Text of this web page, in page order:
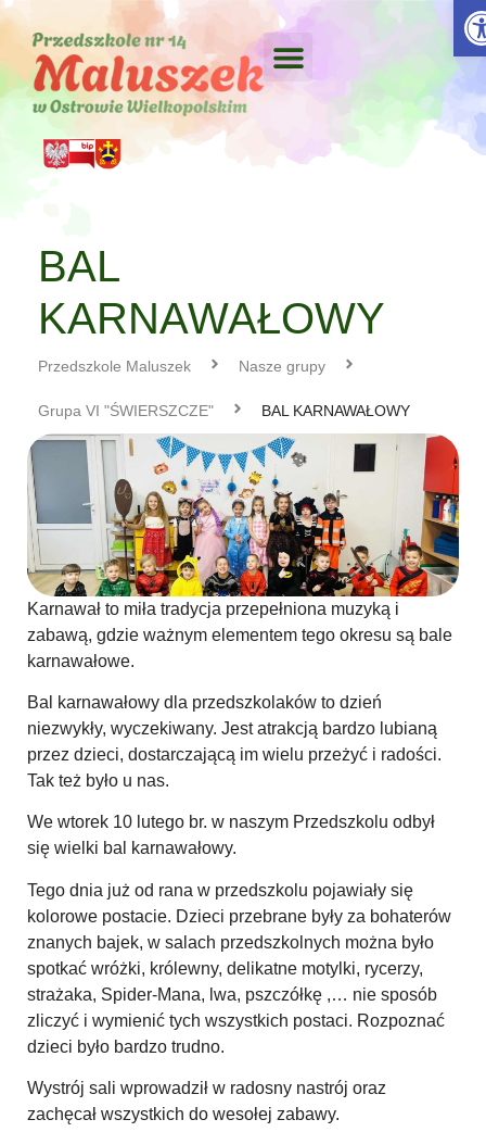
BAL
KARNAWAŁOWY
Przedszkole Maluszek Nasze grupy
Grupa VI "ŚWIERSZCZE" BAL KARNAWAŁOWY
Karnawał to miła tradycja przepełniona muzyką i
zabawą, gdzie ważnym elementem tego okresu są bale
karnawałowe.
Bal karnawałowy dla przedszkolaków to dzień
niezwykły, wyczekiwany. Jest atrakcją bardzo lubianą
przez dzieci, dostarczającą im wielu przeżyć i radości.
Tak też było u nas.
We wtorek 10 lutego br. w naszym Przedszkolu odbył
się wielki bal karnawałowy.
Tego dnia już od rana w przedszkolu pojawiały się
kolorowe postacie. Dzieci przebrane były za bohaterów
znanych bajek, w salach przedszkolnych można było
spotkać wróżki, królewny, delikatne motylki, rycerzy,
strażaka, Spider-Mana, lwa, pszczółkę ,… nie sposób
zliczyć i wymienić tych wszystkich postaci. Rozpoznać
dzieci było bardzo trudno.
Wystrój sali wprowadził w radosny nastrój oraz
zachęcał wszystkich do wesołej zabawy.